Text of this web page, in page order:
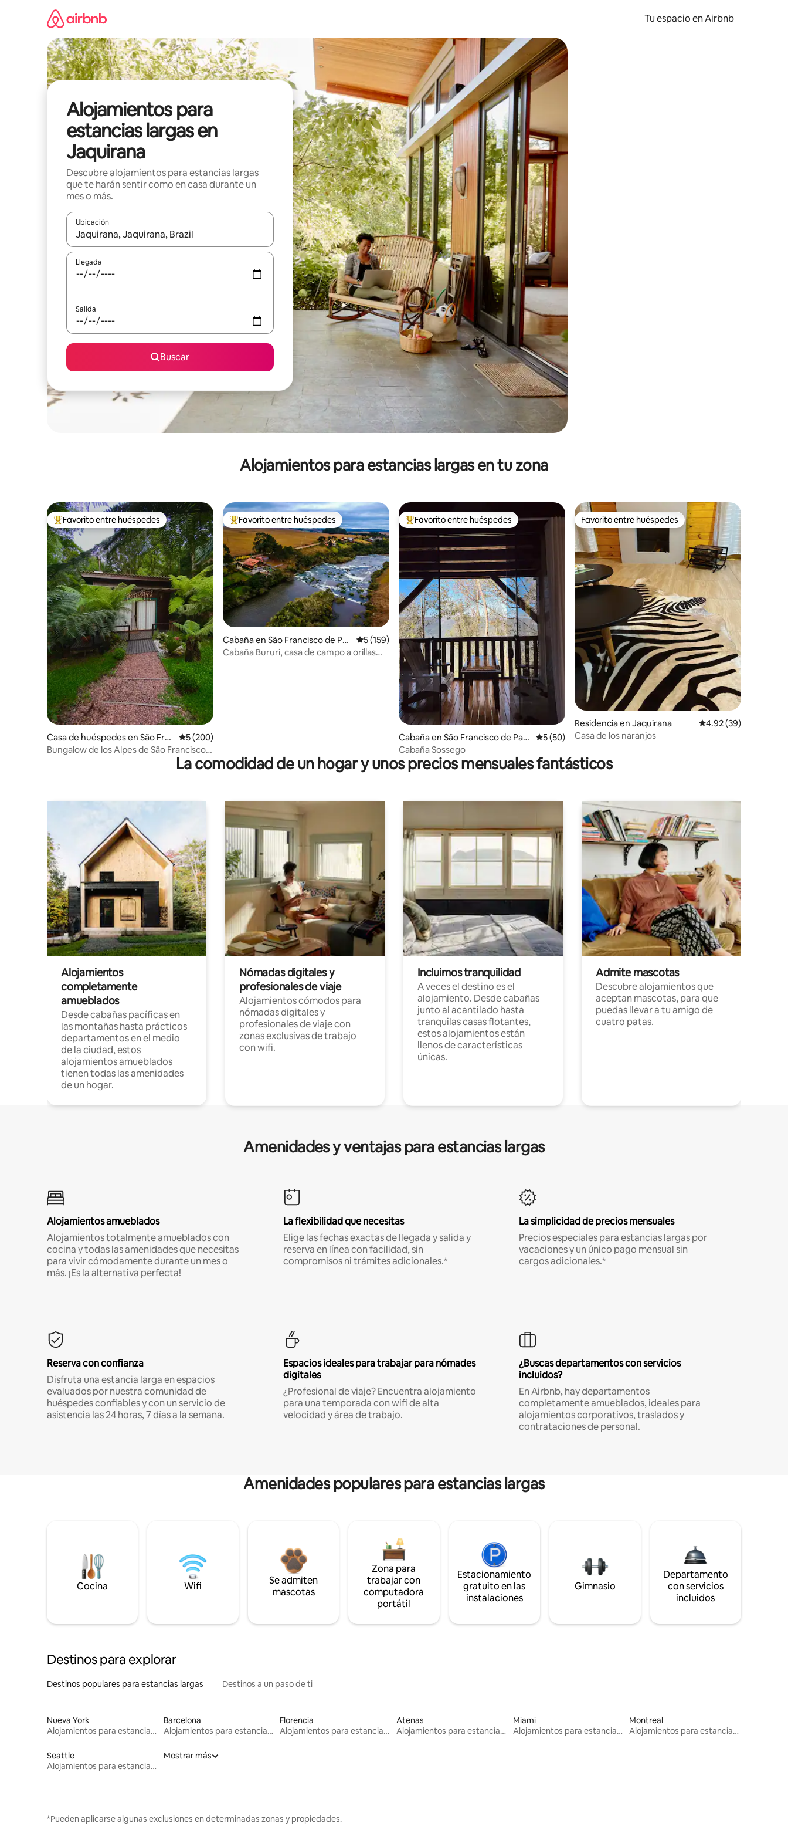
Tu espacio en Airbnb
Alojamientos para
estancias largas en
Jaquirana
Descubre alojamientos para estancias largas
que te harán sentir como en casa durante un
mes o más.
Ubicación
Cuando los resultados estén disponibles, podrás navegar usando las teclas de las flechas hacia arriba y hacia abajo, o bien tocando y deslizando la pantalla.
Llegada
Salida
Buscar
Alojamientos para estancias largas en tu zona
De los mejores en Favorito entre huéspedes
Favorito entre huéspedes
Casa de huéspedes en São Fra
ncisco de Paula
Calificación promedio: 5 de 5; 200 evaluaciones
5 (200)
Bungalow de los Alpes de São Francisco
De los mejores en Favorito entre huéspedes
Favorito entre huéspedes
Cabaña en São Francisco de Pa
ula
Calificación promedio: 5 de 5; 159 evaluaciones
5 (159)
Cabaña Bururi, casa de campo a orillas
De los mejores en Favorito entre huéspedes
Favorito entre huéspedes
Cabaña en São Francisco de Paul
a
Calificación promedio: 5 de 5; 50 evaluaciones
5 (50)
Cabaña Sossego
Favorito entre huéspedes
Favorito entre huéspedes
Residencia en Jaquirana Calificación
4.92 (39)
Casa de los naranjos
La comodidad de un hogar y unos precios mensuales fantásticos
Alojamientos
completamente
amueblados
Desde cabañas pacíficas en
las montañas hasta prácticos
departamentos en el medio
de la ciudad, estos
alojamientos amueblados
tienen todas las amenidades
de un hogar.
Nómadas digitales y
profesionales de viaje
Alojamientos cómodos para
nómadas digitales y
profesionales de viaje con
zonas exclusivas de trabajo
con wifi.
Incluimos tranquilidad
A veces el destino es el
alojamiento. Desde cabañas
junto al acantilado hasta
tranquilas casas flotantes,
estos alojamientos están
llenos de características
únicas.
Admite mascotas
Descubre alojamientos que
aceptan mascotas, para que
puedas llevar a tu amigo de
cuatro patas.
Amenidades y ventajas para estancias largas
Alojamientos amueblados
Alojamientos totalmente amueblados con
cocina y todas las amenidades que necesitas
para vivir cómodamente durante un mes o
más. ¡Es la alternativa perfecta!
La flexibilidad que necesitas
Elige las fechas exactas de llegada y salida y
reserva en línea con facilidad, sin
compromisos ni trámites adicionales.*
La simplicidad de precios mensuales
Precios especiales para estancias largas por
vacaciones y un único pago mensual sin
cargos adicionales.*
Reserva con confianza
Disfruta una estancia larga en espacios
evaluados por nuestra comunidad de
huéspedes confiables y con un servicio de
asistencia las 24 horas, 7 días a la semana.
Espacios ideales para trabajar para nómades
digitales
¿Profesional de viaje? Encuentra alojamiento
para una temporada con wifi de alta
velocidad y área de trabajo.
¿Buscas departamentos con servicios
incluidos?
En Airbnb, hay departamentos
completamente amueblados, ideales para
alojamientos corporativos, traslados y
contrataciones de personal.
Amenidades populares para estancias largas
Cocina Wifi
Se admiten
mascotas
Zona para
trabajar con
computadora
portátil
Estacionamiento
gratuito en las
instalaciones
Gimnasio
Departamento
con servicios
incluidos
Destinos para explorar
Destinos populares para estancias largas Destinos a un paso de ti
Nueva York
Alojamientos para estancias largas
Barcelona
Alojamientos para estancias largas
Florencia
Alojamientos para estancias largas
Atenas
Alojamientos para estancias largas
Miami
Alojamientos para estancias largas
Montreal
Alojamientos para estancias largas
Seattle
Alojamientos para estancias largas
Mostrar más
*Pueden aplicarse algunas exclusiones en determinadas zonas y propiedades.